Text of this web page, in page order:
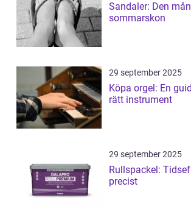
Sandaler: Den
sommarskon
29 september 2025
Köpa orgel: En
rätt instrument
29 september 2025
Rullspackel:
precist